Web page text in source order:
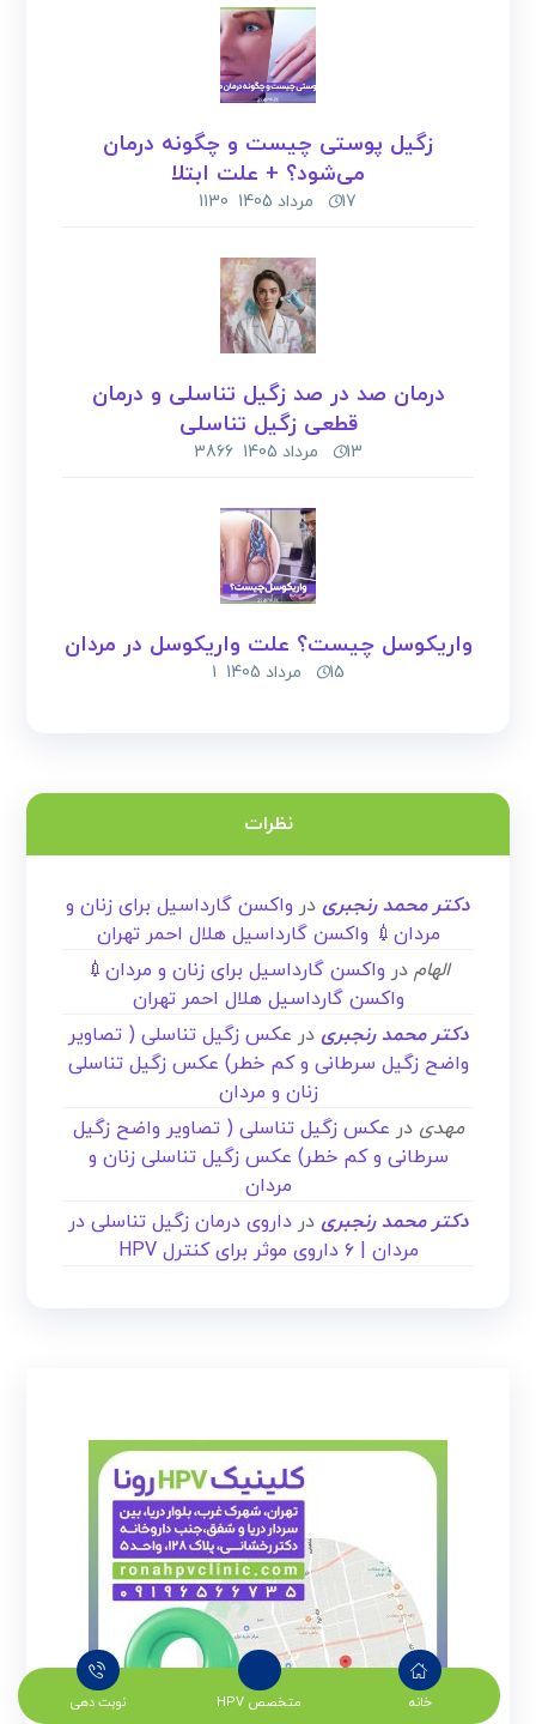
زگیل پوستی چیست و چگونه درمان
می‌شود؟ + علت ابتلا
17 مرداد 1405 1130
درمان صد در صد زگیل تناسلی و درمان
قطعی زگیل تناسلی
13 مرداد 1405 3866
واریکوسل چیست؟ علت واریکوسل در مردان
15 مرداد 1405 1
نظرات
دکتر محمد رنجبری در واکسن گارداسیل برای زنان و
مردان💉 واکسن گارداسیل هلال احمر تهران
الهام در واکسن گارداسیل برای زنان و مردان💉
واکسن گارداسیل هلال احمر تهران
دکتر محمد رنجبری در عکس زگیل تناسلی ( تصاویر
واضح زگیل سرطانی و کم خطر) عکس زگیل تناسلی
زنان و مردان
مهدی در عکس زگیل تناسلی ( تصاویر واضح زگیل
سرطانی و کم خطر) عکس زگیل تناسلی زنان و
مردان
دکتر محمد رنجبری درداروی درمان زگیل تناسلی در
مردان | ۶ داروی موثر برای کنترل HPV
خانه متخصص HPV نوبت دهی